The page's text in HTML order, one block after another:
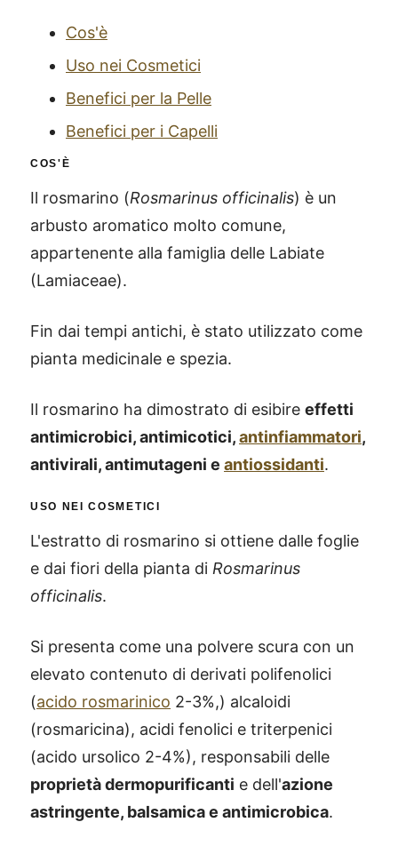
Cos'è
Uso nei Cosmetici
Benefici per la Pelle
Benefici per i Capelli
COS'È
Il rosmarino (Rosmarinus officinalis) è un
arbusto aromatico molto comune,
appartenente alla famiglia delle Labiate
(Lamiaceae).
Fin dai tempi antichi, è stato utilizzato come
pianta medicinale e spezia.
Il rosmarino ha dimostrato di esibire effetti
antimicrobici, antimicotici,antinfiammatori,
antivirali, antimutageni e antiossidanti.
USO NEI COSMETICI
L'estratto di rosmarino si ottiene dalle foglie
e dai fiori della pianta di Rosmarinus
officinalis.
Si presenta come una polvere scura con un
elevato contenuto di derivati polifenolici
(acido rosmarinico 2-3%,) alcaloidi
(rosmaricina), acidi fenolici e triterpenici
(acido ursolico 2-4%), responsabili delle
proprietà dermopurificanti e dell'azione
astringente, balsamica e antimicrobica.